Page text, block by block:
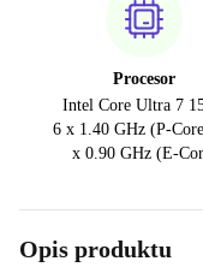
Procesor
Intel Core Ultra 7
6 x 1.40 GHz (P-
x 0.90 GHz (E-
Opis produktu